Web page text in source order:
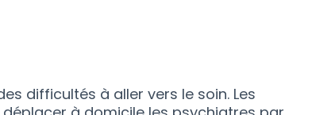
difficultés à aller vers le soin. Les